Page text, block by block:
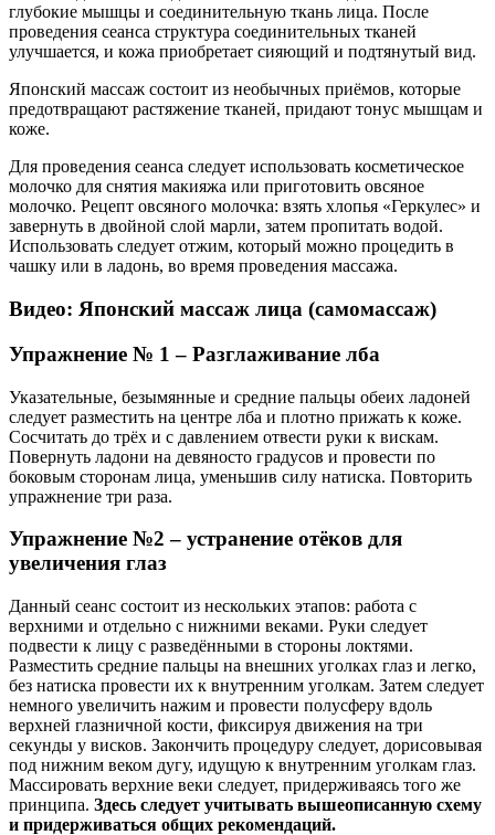
глубокие мышцы и соединительную ткань лица. После
проведения сеанса структура соединительных тканей
улучшается, и кожа приобретает сияющий и подтянутый вид.
Японский массаж состоит из необычных приёмов, которые
предотвращают растяжение тканей, придают тонус мышцам и
коже.
Для проведения сеанса следует использовать косметическое
молочко для снятия макияжа или приготовить овсяное
молочко. Рецепт овсяного молочка: взять хлопья «Геркулес» и
завернуть в двойной слой марли, затем пропитать водой.
Использовать следует отжим, который можно процедить в
чашку или в ладонь, во время проведения массажа.
Видео: Японский массаж лица (самомассаж)
Упражнение № 1 – Разглаживание лба
Указательные, безымянные и средние пальцы обеих ладоней
следует разместить на центре лба и плотно прижать к коже.
Сосчитать до трёх и с давлением отвести руки к вискам.
Повернуть ладони на девяносто градусов и провести по
боковым сторонам лица, уменьшив силу натиска. Повторить
упражнение три раза.
Упражнение №2 – устранение отёков для
увеличения глаз
Данный сеанс состоит из нескольких этапов: работа с
верхними и отдельно с нижними веками. Руки следует
подвести к лицу с разведёнными в стороны локтями.
Разместить средние пальцы на внешних уголках глаз и легко,
без натиска провести их к внутренним уголкам. Затем следует
немного увеличить нажим и провести полусферу вдоль
верхней глазничной кости, фиксируя движения на три
секунды у висков. Закончить процедуру следует, дорисовывая
под нижним веком дугу, идущую к внутренним уголкам глаз.
Массировать верхние веки следует, придерживаясь того же
принципа. Здесь следует учитывать вышеописанную схему
и придерживаться общих рекомендаций.